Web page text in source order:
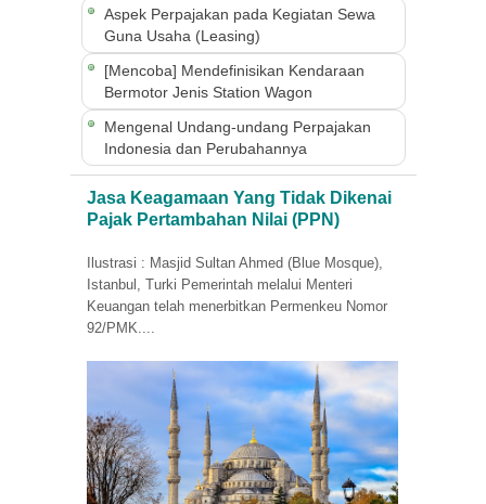
Aspek Perpajakan pada Kegiatan Sewa
Guna Usaha (Leasing)
[Mencoba] Mendefinisikan Kendaraan
Bermotor Jenis Station Wagon
Mengenal Undang-undang Perpajakan
Indonesia dan Perubahannya
Jasa Keagamaan Yang Tidak Dikenai
Pajak Pertambahan Nilai (PPN)
Ilustrasi : Masjid Sultan Ahmed (Blue Mosque),
Istanbul, Turki Pemerintah melalui Menteri
Keuangan telah menerbitkan Permenkeu Nomor
92/PMK....